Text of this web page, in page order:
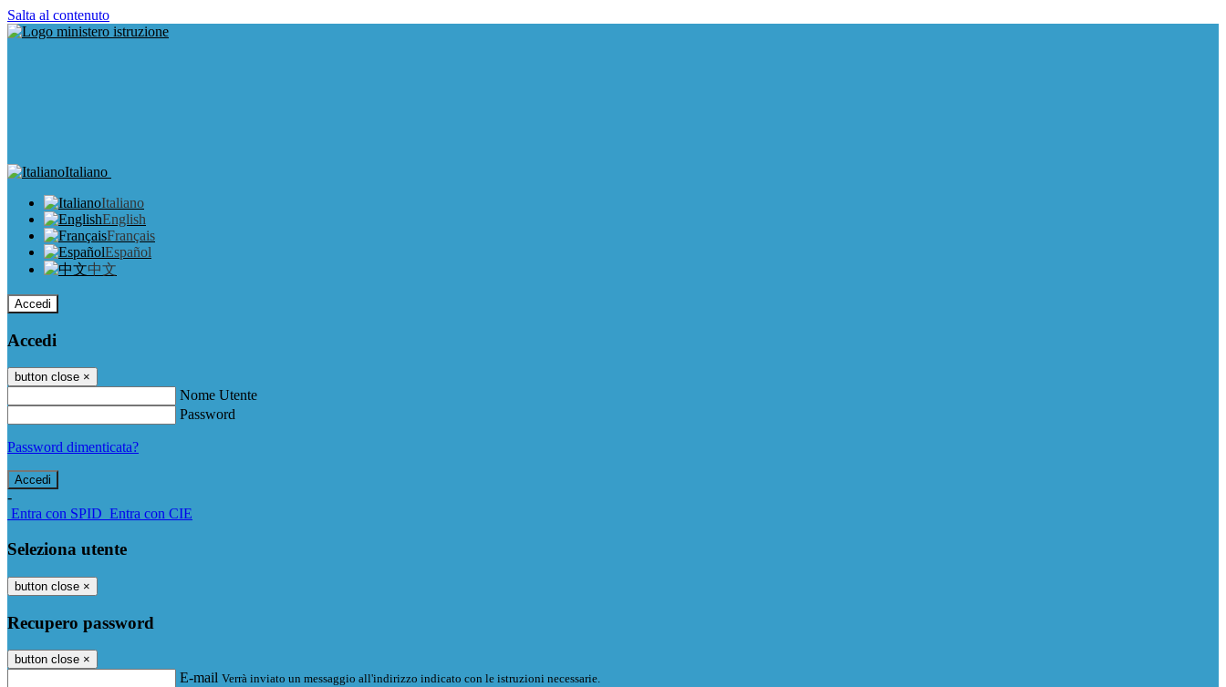
Salta al contenuto
Italiano
Italiano
English
Français
Español
中文
Accedi
Accedi
button close ×
Nome Utente
Password
Password dimenticata?
-
Entra con SPID Entra con CIE
Seleziona utente
button close ×
Recupero password
button close ×
E-mail Verrà inviato un messaggio all'indirizzo indicato con le istruzioni necessarie.